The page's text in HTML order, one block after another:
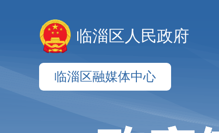
临淄区人民政府
临淄区融媒体中心